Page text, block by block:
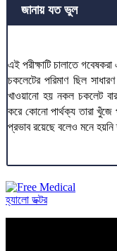
জানায় যত ভুল
এই পরীক্ষাটি চালাতে
চকলেটের পরিমাণ ছিল
খাওয়ানো হয় নকল চকলেট
করে কোনো পার্থক্য তারা খুঁজে
প্রভাব রয়েছে বলেও মনে হয়নি
হ্যালো ডক্টর